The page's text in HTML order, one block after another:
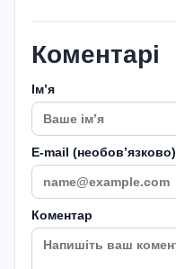
Коментарі
Імʼя
E-mail (необовʼязково)
Коментар